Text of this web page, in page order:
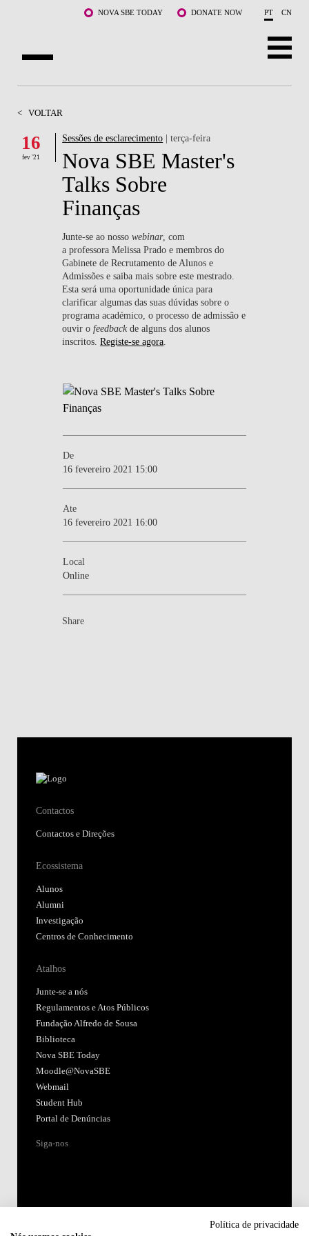
Saltar para o conteúdo principalNOVA SBE TODAY DONATE NOW PT CN
DOCENTES E INVESTIGAÇÃO
COMUNIDADE
WHAT'S HAPPENING
< VOLTAR
16
fev '21
Sessões de esclarecimento | terça-feira
Nova SBE Master's
Talks Sobre
Finanças
Junte-se ao nossowebinar, com
a professora Melissa Prado e membros do
Gabinete de Recrutamento de Alunos e
Admissões e saiba mais sobre este mestrado.
Esta será uma oportunidade única para
clarificar algumas das suas dúvidas sobre o
programa académico, o processo de admissão e
ouvir ofeedbackde alguns dos alunos
inscritos.Registe-se agora
De
16 fevereiro 2021 15:00
Ate
16 fevereiro 2021 16:00
Local
Online
Share
Contactos
Contactos e Direções
Ecossistema
Alunos
Alumni
Investigação
Centros de Conhecimento
Atalhos
Junte-se a nós
Regulamentos e Atos Públicos
Fundação Alfredo de Sousa
Biblioteca
Nova SBE Today
Moodle@NovaSBE
Webmail
Student Hub
Portal de Denúncias
Siga-nos
Política de privacidade